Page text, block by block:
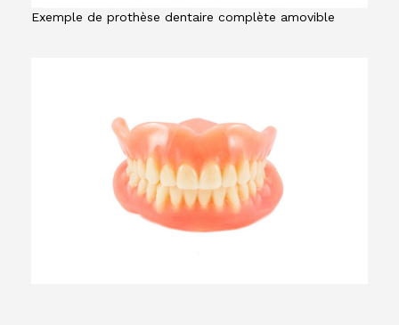
Exemple de prothèse dentaire complète amovible